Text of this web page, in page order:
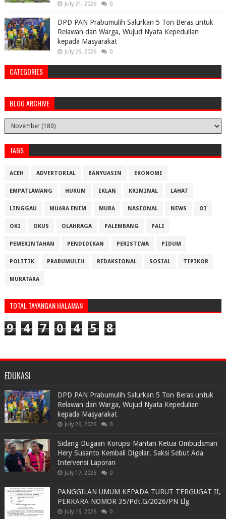
July 31, 2026 0
DPD PAN Prabumulih Salurkan 5 Ton Beras untuk
Relawan dan Warga, Wujud Nyata Kepedulian
kepada Masyarakat
July 26, 2026 0
CATEGORIES
BLOG ARCHIVE
TAGS
ACEH ADVERTORIAL BANYUASIN EKONOMI
EMPATLAWANG HUKUM IKLAN KRIMINAL LAHAT
LINGGAU MUARA ENIM MUBA NASIONAL NEWS OI
OKI OKUS OLAHRAGA PALEMBANG PALI
PEMERINTAHAN PENDIDIKAN PERISTIWA PIDUM
POLITIK PRABUMULIH REDAKSIONAL SOSIAL TIPIKOR
MURATARA
TOTAL TAYANGAN HALAMAN
9 4 7 0 4 5 8
EDUKASI
DPD PAN Prabumulih Salurkan 5 Ton Beras untuk
Relawan dan Warga, Wujud Nyata Kepedulian
kepada Masyarakat
July 26, 2026 0
Sidang Dugaan Korupsi Mantan Ketua Ombudsman
Hery Susanto Kembali Digelar, Saksi Sebut Ada
Intervensi Laporan
July 17, 2026 0
PANGGILAN UMUM KEPADA TURUT TERGUGAT II,
PERKARA NOMOR 35/Pdt.G/2026/PN Llg
July 16, 2026 0